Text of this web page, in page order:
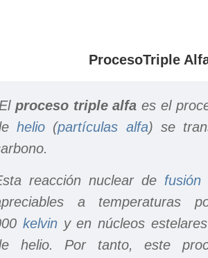
proceso triple alfa es el
helio (partículas alfa) se
reacción nuclear de fusión
a temperaturas
kelviny en núcleos
helio. Por tanto, este